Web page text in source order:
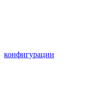
конфигурации